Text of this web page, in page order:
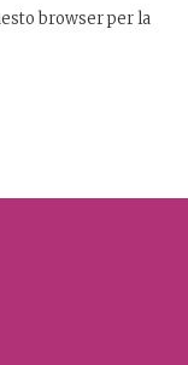
browser per la